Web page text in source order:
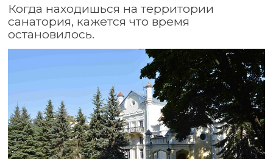
Когда находишься на территории
санатория, кажется что время
остановилось.